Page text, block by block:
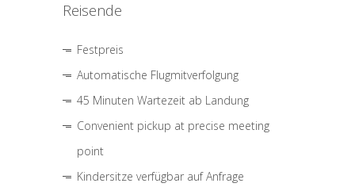
Reisende
Festpreis
Automatische Flugmitverfolgung
45 Minuten Wartezeit ab Landung
Convenient pickup at precise meeting
point
Kindersitze verfügbar auf Anfrage